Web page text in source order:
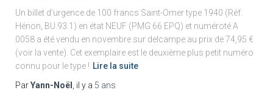
Un billet d’urgence de 100 francs Saint-Omer type 1940 (Réf.
Hénon, BU.93.1) en état NEUF (PMG 66 EPQ) et numéroté A
0058 a été vendu en novembre sur delcampe au prix de 74,95 €
(voir la vente). Cet exemplaire est le deuxième plus petit numéro
connu pour le type ! Lire la suite
ParYann-Noël , il y a 5 ans